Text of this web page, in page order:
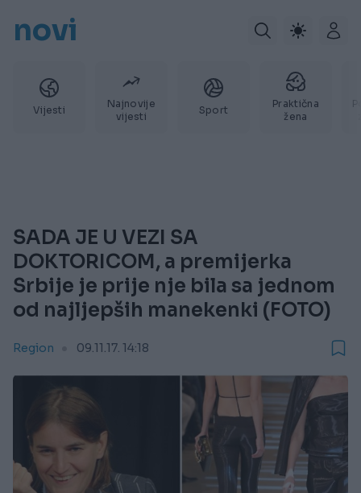
novi
Vijesti
Najnovije
vijesti
Sport
Praktična
žena
SADA JE U VEZI SA
DOKTORICOM, a premijerka
Srbije je prije nje bila sa jednom
od najljepših manekenki (FOTO)
Region 09.11.17. 14:18